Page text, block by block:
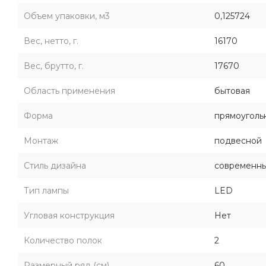
Объем упаковки, м3 0,125724
Вес, нетто, г. 16170
Вес, брутто, г. 17670
Область применения бытовая
Форма
Монтаж подвесной
Стиль дизайна
Тип лампы LED
Угловая конструкция Нет
Количество полок 2